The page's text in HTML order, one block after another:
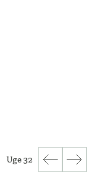
Uge 32